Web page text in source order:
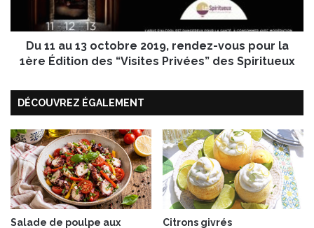
a
t
r
t
a
r
e
o
b
e
2
0
1
9
,
r
e
Du 11 au 13 octobre 2019, rendez-vous pour la
1ère Édition des “Visites Privées” des Spiritueux
DÉCOUVREZ ÉGALEMENT
Salade de poulpe aux
Citrons givrés